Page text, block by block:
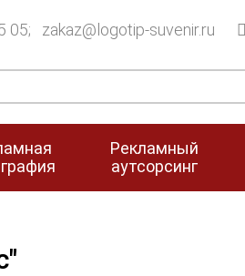
05; zakaz@logotip-suvenir.ru
Рекламный
аутсорсинг